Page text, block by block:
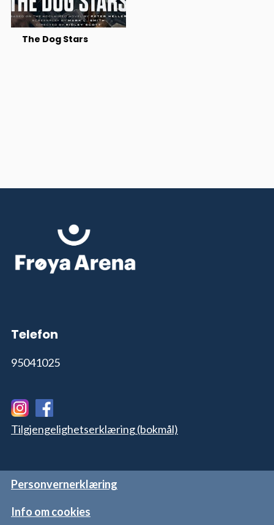
The Dog Stars
Telefon
95041025
Tilgjengelighetserklæring (bokmål)
Personvernerklæring
Info om cookies